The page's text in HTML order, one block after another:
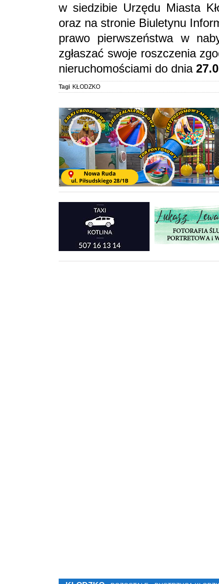
w siedzibie Urzędu Miasta
oraz na stronie Biuletynu
prawo pierwszeństwa w
zgłaszać swoje roszczenia
nieruchomościami do dnia
Tagi KŁODZKO